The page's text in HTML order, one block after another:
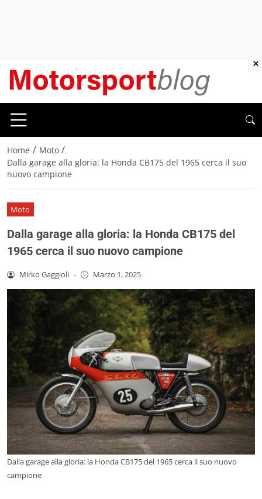
Home / Moto /
Dalla garage alla gloria: la Honda CB175 del 1965 cerca il suo
nuovo campione
Moto
Dalla garage alla gloria: la Honda CB175 del
1965 cerca il suo nuovo campione
Mirko Gaggioli - Marzo 1, 2025
Dalla garage alla gloria: la Honda CB175 del 1965 cerca il suo nuovo
campione
×